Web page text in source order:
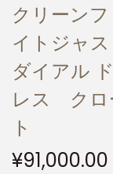
クリーン
イトジャ
ダイアル
レス クロ
ト
¥91,000.00